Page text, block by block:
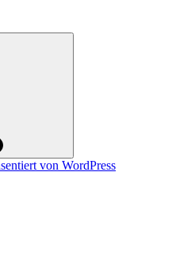
von WordPress